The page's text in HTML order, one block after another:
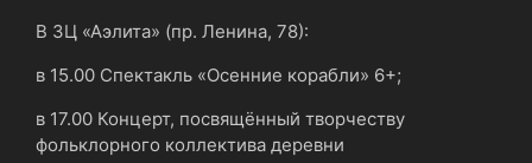
В ЗЦ «Аэлита» (пр. Ленина, 78):
в 15.00 Спектакль «Осенние корабли» 6+;
в 17.00 Концерт, посвящённый творчеству
фольклорного коллектива деревни